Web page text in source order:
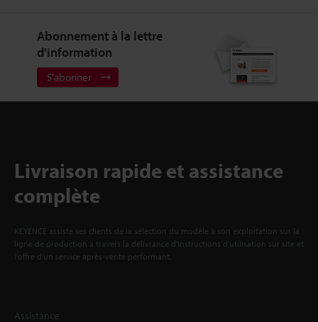
Abonnement à la lettre
d'information
S'abonner
Livraison rapide et assistance
complète
KEYENCE assiste ses clients de la sélection du modèle à son exploitation sur la
ligne de production à travers la délivrance d'instructions d'utilisation sur site et
l'offre d'un service après-vente performant.
Assistance